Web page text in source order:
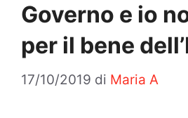
Governo e io
per il bene
17/10/2019 di Maria A